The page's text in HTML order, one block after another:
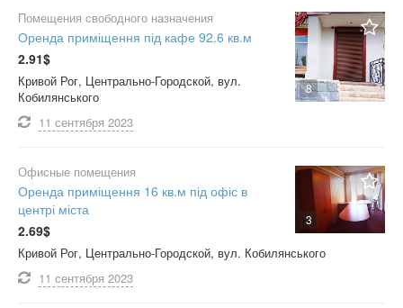
8
Помещения свободного назначения
Оренда приміщення під кафе 92.6 кв.м
2.91$
Кривой Рог, Центрально-Городской, вул.
Кобилянського
11 сентября 2023
3
Офисные помещения
Оренда приміщення 16 кв.м під офіс в
центрі міста
2.69$
Кривой Рог, Центрально-Городской, вул. Кобилянського
11 сентября 2023